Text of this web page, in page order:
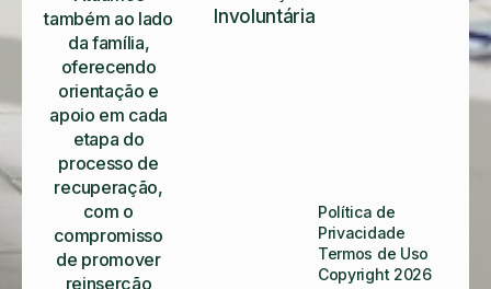
também ao lado
da família,
oferecendo
orientação e
apoio em cada
etapa do
processo de
recuperação,
com o
compromisso
de promover
reinserção
Involuntária
Copyright 2026
Política de
Privacidade
Termos de Uso